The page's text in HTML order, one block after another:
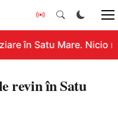
în Satu Mare. Nicio
revin în Satu